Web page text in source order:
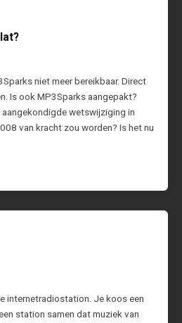
niet meer bereikbaar. Direct
Is ook MP3Sparks aangepakt?
wetswijziging in
van kracht zou worden? Is het nu
internetradiostation. Je koos een
station samen dat muziek van